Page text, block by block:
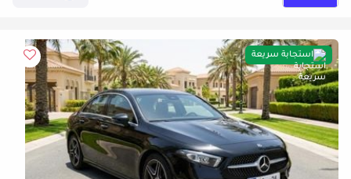
استجابة سريعة